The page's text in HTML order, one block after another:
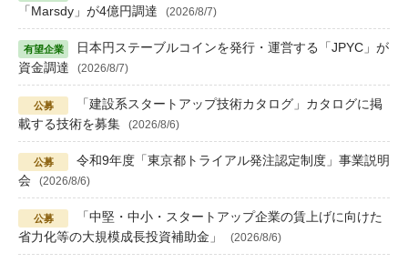
「Marsdy」が4億円調達
(2026/8/7)
日本円ステーブルコインを発行・運営する「JPYC」が
資金調達
(2026/8/7)
「建設系スタートアップ技術カタログ」カタログに掲
載する技術を募集
(2026/8/6)
令和9年度「東京都トライアル発注認定制度」事業説明
会
(2026/8/6)
「中堅・中小・スタートアップ企業の賃上げに向けた
省力化等の大規模成長投資補助金」
(2026/8/6)